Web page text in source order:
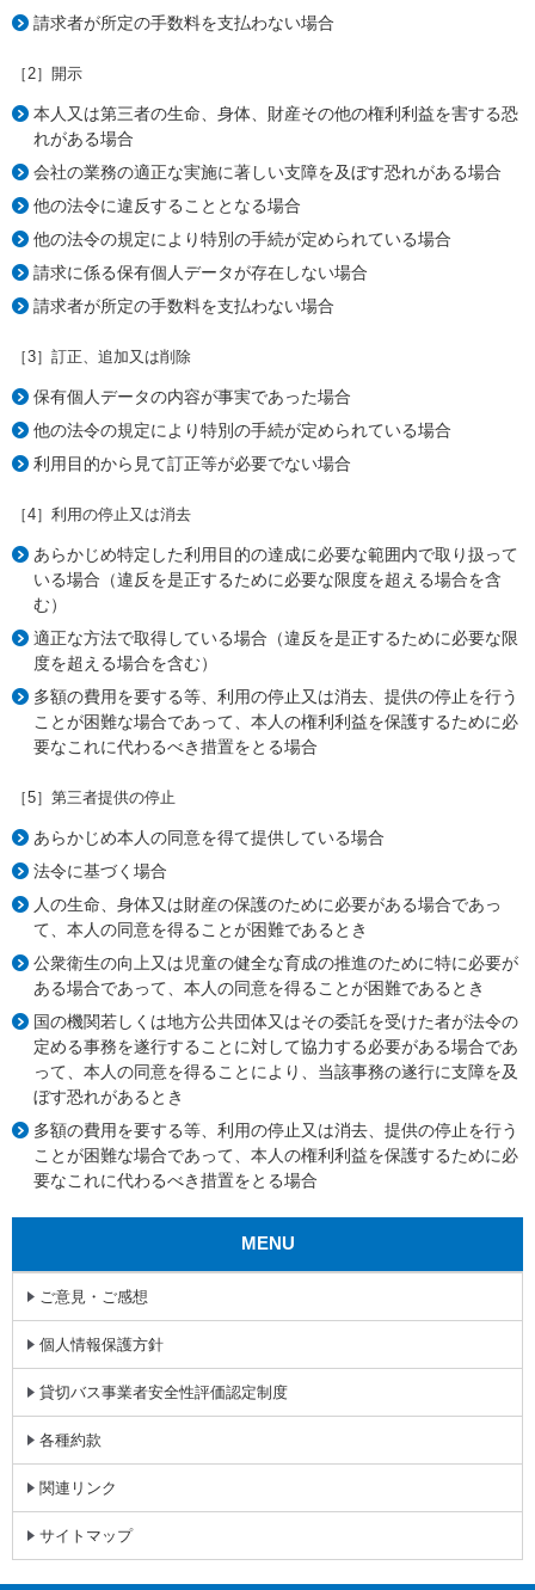
請求者が所定の手数料を支払わない場合
［2］開示
本人又は第三者の生命、身体、財産その他の権利利益を害する恐
れがある場合
会社の業務の適正な実施に著しい支障を及ぼす恐れがある場合
他の法令に違反することとなる場合
他の法令の規定により特別の手続が定められている場合
請求に係る保有個人データが存在しない場合
請求者が所定の手数料を支払わない場合
［3］訂正、追加又は削除
保有個人データの内容が事実であった場合
他の法令の規定により特別の手続が定められている場合
利用目的から見て訂正等が必要でない場合
［4］利用の停止又は消去
あらかじめ特定した利用目的の達成に必要な範囲内で取り扱って
いる場合（違反を是正するために必要な限度を超える場合を含
む）
適正な方法で取得している場合（違反を是正するために必要な限
度を超える場合を含む）
多額の費用を要する等、利用の停止又は消去、提供の停止を行う
ことが困難な場合であって、本人の権利利益を保護するために必
要なこれに代わるべき措置をとる場合
［5］第三者提供の停止
あらかじめ本人の同意を得て提供している場合
法令に基づく場合
人の生命、身体又は財産の保護のために必要がある場合であっ
て、本人の同意を得ることが困難であるとき
公衆衛生の向上又は児童の健全な育成の推進のために特に必要が
ある場合であって、本人の同意を得ることが困難であるとき
国の機関若しくは地方公共団体又はその委託を受けた者が法令の
定める事務を遂行することに対して協力する必要がある場合であ
って、本人の同意を得ることにより、当該事務の遂行に支障を及
ぼす恐れがあるとき
多額の費用を要する等、利用の停止又は消去、提供の停止を行う
ことが困難な場合であって、本人の権利利益を保護するために必
要なこれに代わるべき措置をとる場合
MENU
ご意見・ご感想
個人情報保護方針
貸切バス事業者安全性評価認定制度
各種約款
関連リンク
サイトマップ